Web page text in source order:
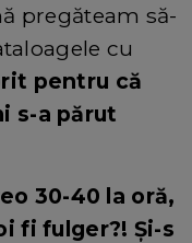
pregăteam să-
cu
pentru că
s-a părut
30-40 la oră,
fi fulger?! Și-s